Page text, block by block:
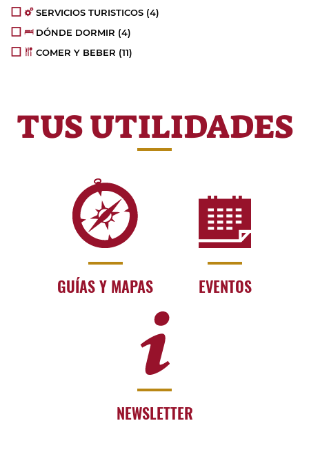
SERVICIOS TURISTICOS (4)
DÓNDE DORMIR (4)
COMER Y BEBER (11)
TUS UTILIDADES
GUÍAS Y MAPAS EVENTOS
NEWSLETTER